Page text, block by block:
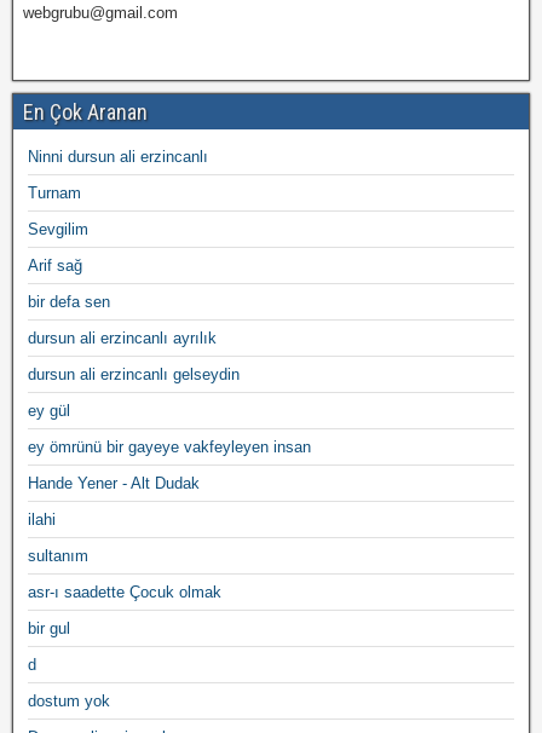
webgrubu@gmail.com
En Çok Aranan
Ninni dursun ali erzincanlı
Turnam
Sevgilim
Arif sağ
bir defa sen
dursun ali erzincanlı ayrılık
dursun ali erzincanlı gelseydin
ey gül
ey ömrünü bir gayeye vakfeyleyen insan
Hande Yener - Alt Dudak
ilahi
sultanım
asr-ı saadette Çocuk olmak
bir gul
d
dostum yok